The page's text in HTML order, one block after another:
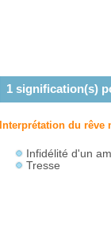
1signification(s)
Interprétation du
Infidélité d'un
Tresse